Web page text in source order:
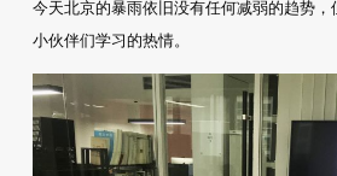
今天北京的暴雨依旧没有任何减弱的趋势
小伙伴们学习的热情。